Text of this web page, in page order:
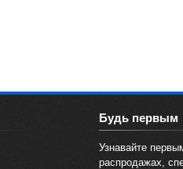
Будь первым
Узнавайте
распродажах,